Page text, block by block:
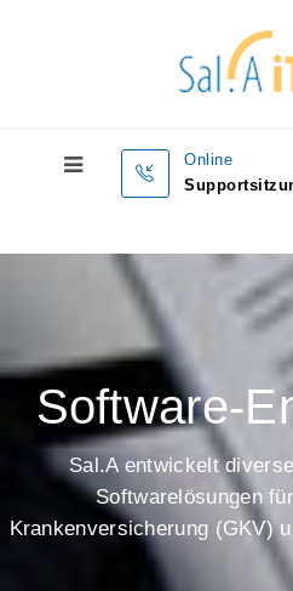
Online
Software-
Sal.A entwickelt
Softwarelösungen
Krankenversicherung (GKV)